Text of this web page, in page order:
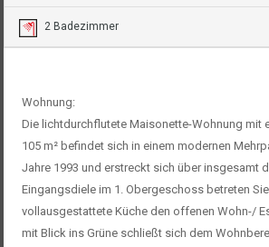
2 Badezimmer
Wohnung:
Die lichtdurchflutete Maisonette-Wohnung mit
105 m² befindet sich in einem modernen
Jahre 1993 und erstreckt sich über insgesamt
Eingangsdiele im 1. Obergeschoss betreten
vollausgestattete Küche den offenen Wohn-/
mit Blick ins Grüne schließt sich dem